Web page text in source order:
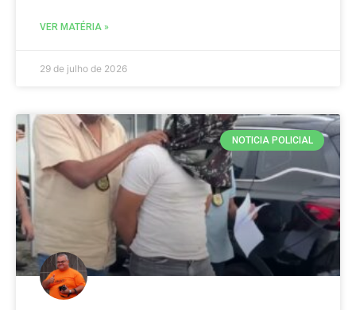
VER MATÉRIA »
29 de julho de 2026
NOTICIA POLICIAL